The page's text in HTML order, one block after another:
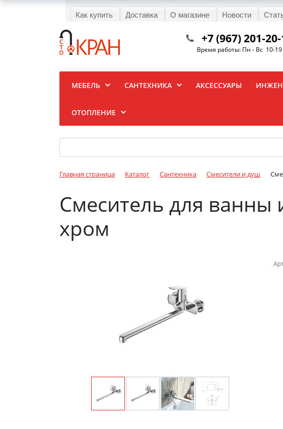
Как купить Доставка О магазине Новости
+7 (967) 201-
Время работы: Пн - Вс 10-19
МЕБЕЛЬ САНТЕХНИКА АКСЕССУАРЫ
ОТОПЛЕНИЕ
Главная страница Каталог Сантехника Смесители и душ
Смеситель для ванны
хром